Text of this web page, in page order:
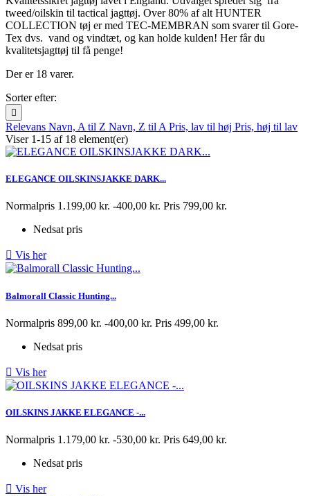
tweed/oilskin til tactical jagttøj. Over 80% af alt HUNTER
COLLECTION tøj er med TEC-MEMBRAN som svarer til Gore-
Tex dvs. vand og vindtæt, og kan holde kulden! Her får du
kvalitetsjagttøj til få penge!
Der er 18 varer.
Sorter efter:

Relevans Navn, A til Z Navn, Z til A Pris, lav til høj Pris, høj til lav
Viser 1-15 af 18 element(er)
ELEGANCE OILSKINSJAKKE DARK...
Normalpris 1.199,00 kr. -400,00 kr. Pris 799,00 kr.
Nedsat pris
 Vis her
Balmorall Classic Hunting...
Normalpris 899,00 kr. -400,00 kr. Pris 499,00 kr.
Nedsat pris
 Vis her
OILSKINS JAKKE ELEGANCE -...
Normalpris 1.179,00 kr. -530,00 kr. Pris 649,00 kr.
Nedsat pris
 Vis her